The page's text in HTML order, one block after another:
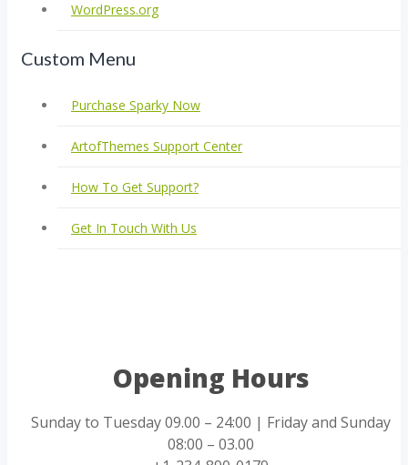
WordPress.org
Custom Menu
Purchase Sparky Now
ArtofThemes Support Center
How To Get Support?
Get In Touch With Us
Opening Hours
Sunday to Tuesday 09.00 – 24:00 | Friday and Sunday
08:00 – 03.00